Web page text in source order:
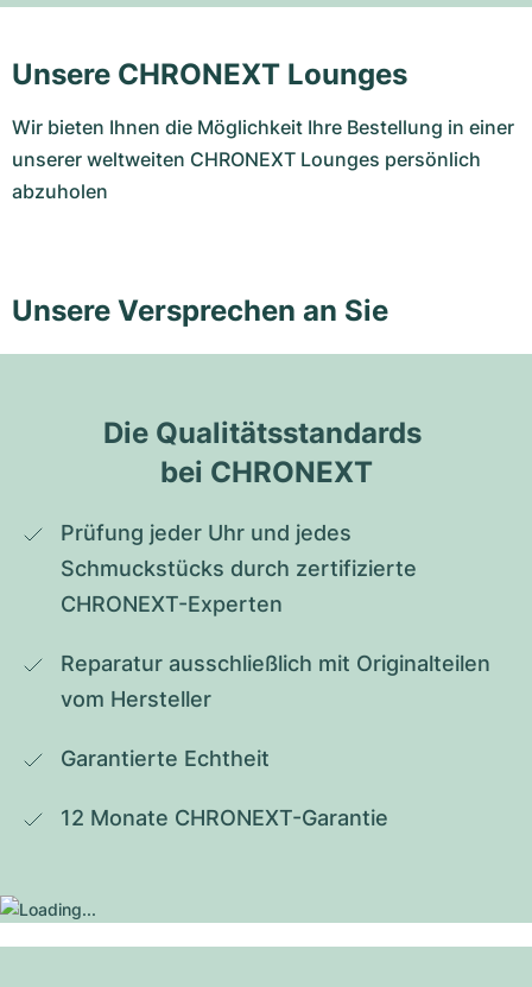
Unsere CHRONEXT Lounges
Wir bieten Ihnen die Möglichkeit Ihre Bestellung in einer
unserer weltweiten CHRONEXT Lounges persönlich
abzuholen
Unsere Versprechen an Sie
Die Qualitätsstandards
bei CHRONEXT
Prüfung jeder Uhr und jedes
Schmuckstücks durch zertifizierte
CHRONEXT-Experten
Reparatur ausschließlich mit Originalteilen
vom Hersteller
Garantierte Echtheit
12 Monate CHRONEXT-Garantie